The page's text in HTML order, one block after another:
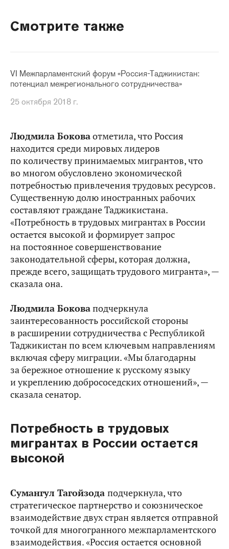
Смотрите также
VI Межпарламентский форум «Россия-Таджикистан:
потенциал межрегионального сотрудничества»
25 октября 2018 г.
Людмила Боковаотметила, что Россия
находится среди мировых лидеров
по количеству принимаемых мигрантов, что
во многом обусловлено экономической
потребностью привлечения трудовых ресурсов.
Существенную долю иностранных рабочих
составляют граждане Таджикистана.
«Потребность в трудовых мигрантах в России
остается высокой и формирует запрос
на постоянное совершенствование
законодательной сферы, которая должна,
прежде всего, защищать трудового мигранта», —
сказала она.
Людмила Боковаподчеркнула
заинтересованность российской стороны
в расширении сотрудничества с Республикой
Таджикистан по всем ключевым направлениям
включая сферу миграции. «Мы благодарны
за бережное отношение к русскому языку
и укреплению добрососедских отношений», —
сказала сенатор.
Потребность в трудовых
мигрантах в России остается
высокой
Сумангул Тагойзода подчеркнула, что
стратегическое партнерство и союзническое
взаимодействие двух стран является отправной
точкой для многогранного межпарламентского
взаимодействия. «Россия остается основной